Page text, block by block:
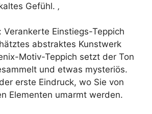
Gefühl. ‚
Verankerte Einstiegs-Teppich
abstraktes Kunstwerk
Motiv-Teppich setzt der Ton
und etwas mysteriös.
erste Eindruck, wo Sie von
Elementen umarmt werden.